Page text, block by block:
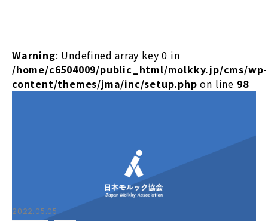
Warning: Undefined array key 0 in
/home/c6504009/public_html/molkky.jp/cms/wp-
content/themes/jma/inc/setup.php on line 98
2022.05.05